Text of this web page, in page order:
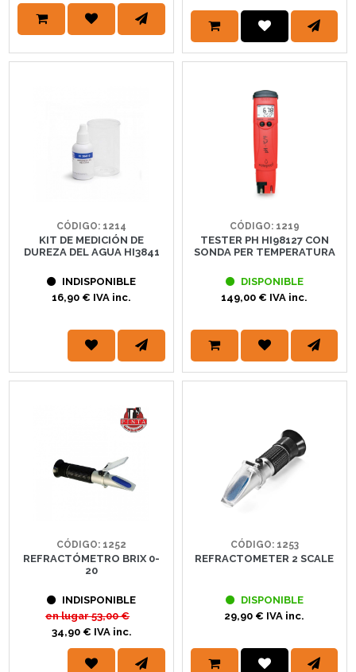
CÓDIGO: 1214
KIT DE MEDICIÓN DE
DUREZA DEL AGUA HI3841
INDISPONIBLE
16,90 € IVA inc.
CÓDIGO: 1219
TESTER PH HI98127 CON
SONDA PER TEMPERATURA
DISPONIBLE
149,00 € IVA inc.
CÓDIGO: 1252
REFRACTÓMETRO BRIX 0-
20
INDISPONIBLE
en lugar53,00 €
34,90 € IVA inc.
CÓDIGO: 1253
REFRACTOMETER 2 SCALE
DISPONIBLE
29,90 € IVA inc.